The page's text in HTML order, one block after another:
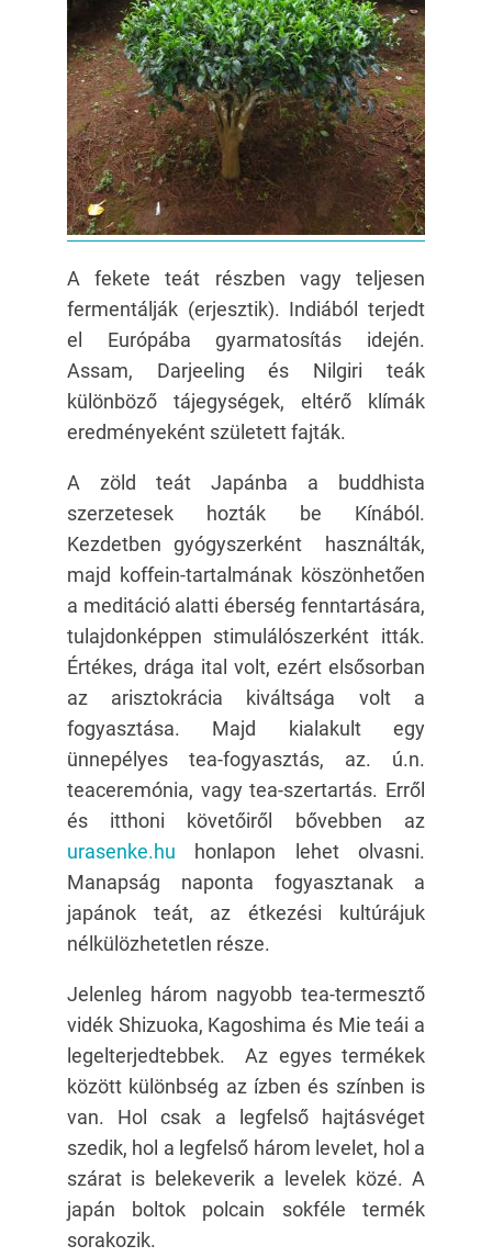
A fekete teát részben vagy teljesen
fermentálják (erjesztik). Indiából terjedt
el Európába gyarmatosítás idején.
Assam, Darjeeling és Nilgiri teák
különböző tájegységek, eltérő klímák
eredményeként született fajták.
A zöld teát Japánba a buddhista
szerzetesek hozták be Kínából.
Kezdetben gyógyszerként használták,
majd koffein-tartalmának köszönhetően
a meditáció alatti éberség fenntartására,
tulajdonképpen stimulálószerként itták.
Értékes, drága ital volt, ezért elsősorban
az arisztokrácia kiváltsága volt a
fogyasztása. Majd kialakult egy
ünnepélyes tea-fogyasztás, az. ú.n.
teaceremónia, vagy tea-szertartás. Erről
és itthoni követőiről bővebben az
urasenke.hu honlapon lehet olvasni.
Manapság naponta fogyasztanak a
japánok teát, az étkezési kultúrájuk
nélkülözhetetlen része.
Jelenleg három nagyobb tea-termesztő
vidék Shizuoka, Kagoshima és Mie teái a
legelterjedtebbek. Az egyes termékek
között különbség az ízben és színben is
van. Hol csak a legfelső hajtásvéget
szedik, hol a legfelső három levelet, hol a
szárat is belekeverik a levelek közé. A
japán boltok polcain sokféle termék
sorakozik.